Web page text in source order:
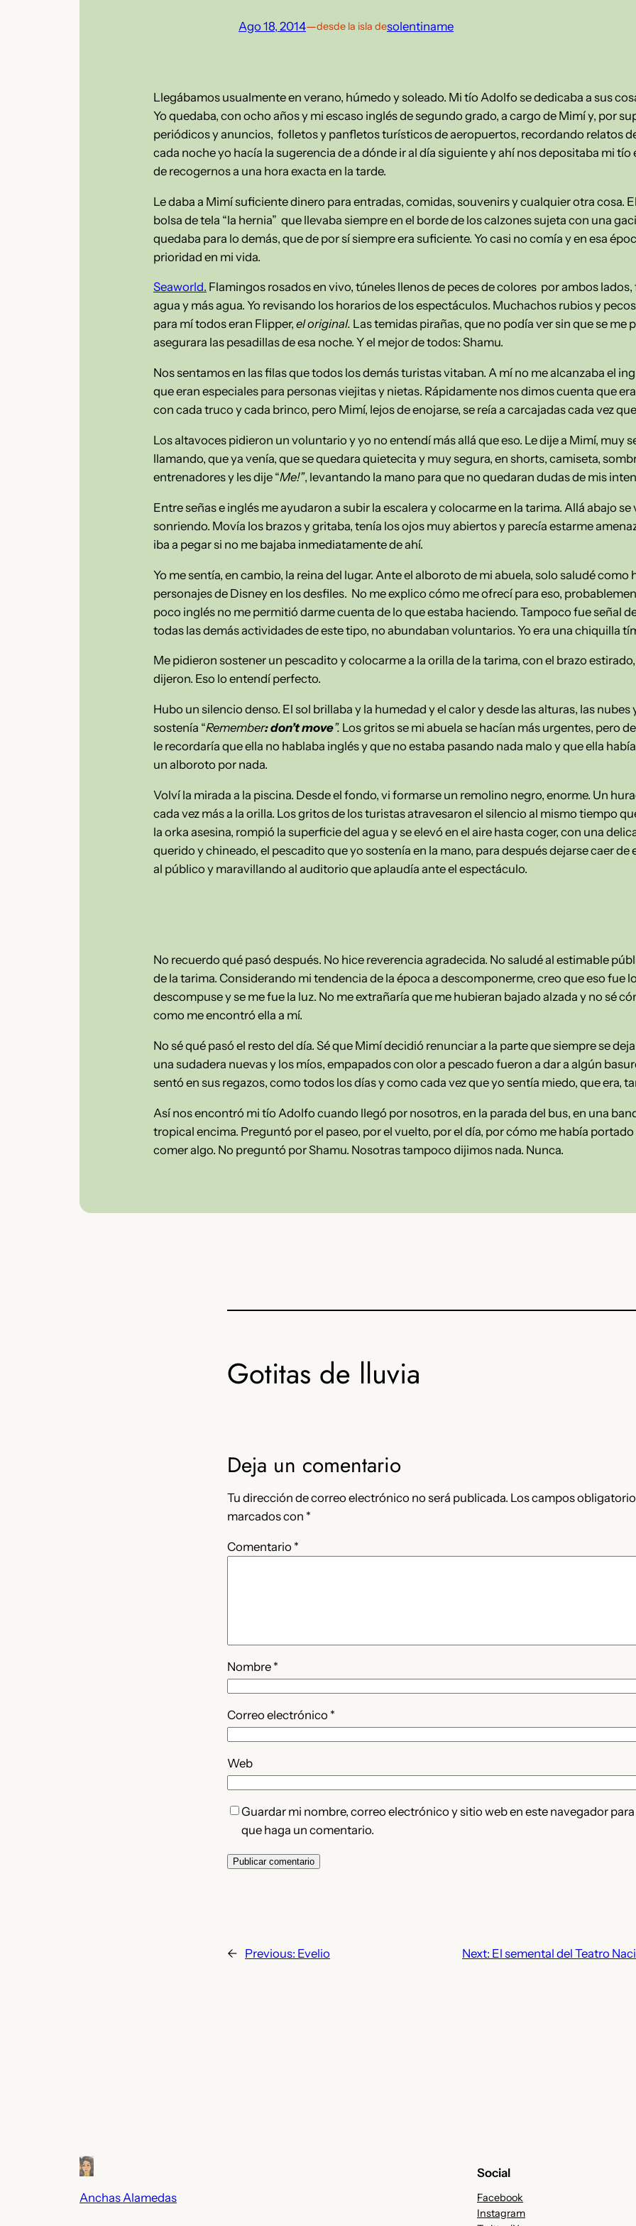
Ago 18, 2014—desde la isla desolentiname
Llegábamos usualmente en verano, húmedo y soleado. Mi tío Adolfo se dedicaba a sus
Yo quedaba, con ocho años y mi escaso inglés de segundo grado, a cargo de Mimí y, por
periódicos y anuncios, folletos y panfletos turísticos de aeropuertos, recordando relatos
cada noche yo hacía la sugerencia de a dónde ir al día siguiente y ahí nos depositaba mi tío
de recogernos a una hora exacta en la tarde.
Le daba a Mimí suficiente dinero para entradas, comidas, souvenirs y cualquier otra cosa.
bolsa de tela “la hernia” que llevaba siempre en el borde de los calzones sujeta con una
quedaba para lo demás, que de por sí siempre era suficiente. Yo casi no comía y en esa
prioridad en mi vida.
Seaworld. Flamingos rosados en vivo, túneles llenos de peces de colores por ambos
agua y más agua. Yo revisando los horarios de los espectáculos. Muchachos rubios y
para mí todos eran Flipper, el original. Las temidas pirañas, que no podía ver sin que se me
asegurara las pesadillas de esa noche. Y el mejor de todos: Shamu.
Nos sentamos en las filas que todos los demás turistas vitaban. A mí no me alcanzaba el
que eran especiales para personas viejitas y nietas. Rápidamente nos dimos cuenta que
con cada truco y cada brinco, pero Mimí, lejos de enojarse, se reía a carcajadas cada vez
Los altavoces pidieron un voluntario y yo no entendí más allá que eso. Le dije a Mimí, muy
llamando, que ya venía, que se quedara quietecita y muy segura, en shorts, camiseta,
entrenadores y les dije “Me!”, levantando la mano para que no quedaran dudas de mis
Entre señas e inglés me ayudaron a subir la escalera y colocarme en la tarima. Allá abajo se
sonriendo. Movía los brazos y gritaba, tenía los ojos muy abiertos y parecía estarme
iba a pegar si no me bajaba inmediatamente de ahí.
Yo me sentía, en cambio, la reina del lugar. Ante el alboroto de mi abuela, solo saludé como
personajes de Disney en los desfiles. No me explico cómo me ofrecí para eso,
poco inglés no me permitió darme cuenta de lo que estaba haciendo. Tampoco fue señal
todas las demás actividades de este tipo, no abundaban voluntarios. Yo era una chiquilla
Me pidieron sostener un pescadito y colocarme a la orilla de la tarima, con el brazo
dijeron. Eso lo entendí perfecto.
Hubo un silencio denso. El sol brillaba y la humedad y el calor y desde las alturas, las nubes
sostenía “Remember: don’t move”. Los gritos se mi abuela se hacían más urgentes, pero
le recordaría que ella no hablaba inglés y que no estaba pasando nada malo y que ella
un alboroto por nada.
Volví la mirada a la piscina. Desde el fondo, vi formarse un remolino negro, enorme. Un
cada vez más a la orilla. Los gritos de los turistas atravesaron el silencio al mismo tiempo
la orka asesina, rompió la superficie del agua y se elevó en el aire hasta coger, con una
querido y chineado, el pescadito que yo sostenía en la mano, para después dejarse caer
al público y maravillando al auditorio que aplaudía ante el espectáculo.
No recuerdo qué pasó después. No hice reverencia agradecida. No saludé al estimable
de la tarima. Considerando mi tendencia de la época a descomponerme, creo que eso fue
descompuse y se me fue la luz. No me extrañaría que me hubieran bajado alzada y no sé
como me encontró ella a mí.
No sé qué pasó el resto del día. Sé que Mimí decidió renunciar a la parte que siempre se
una sudadera nuevas y los míos, empapados con olor a pescado fueron a dar a algún
sentó en sus regazos, como todos los días y como cada vez que yo sentía miedo, que era,
Así nos encontró mi tío Adolfo cuando llegó por nosotros, en la parada del bus, en una
tropical encima. Preguntó por el paseo, por el vuelto, por el día, por cómo me había
comer algo. No preguntó por Shamu. Nosotras tampoco dijimos nada. Nunca.
Gotitas de lluvia
Deja un comentario
Tu dirección de correo electrónico no será publicada. Los campos
marcados con *
Comentario *
Nombre *
Correo electrónico *
Web
Guardar mi nombre, correo electrónico y sitio web en este navegador
que haga un comentario.
← Previous: Evelio Next: El semental del Teatro
Anchas Alamedas
Social
Facebook
Instagram